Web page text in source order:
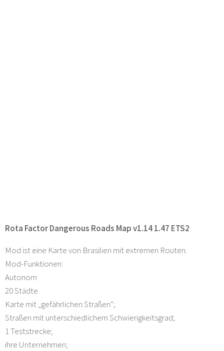
Rota Factor Dangerous Roads Map v1.14 1.47 ETS2
Mod ist eine Karte von Brasilien mit extremen Routen.
Mod-Funktionen:
Autonom
20 Städte
Karte mit „gefährlichen Straßen“;
Straßen mit unterschiedlichem Schwierigkeitsgrad;
1 Teststrecke;
ihre Unternehmen;